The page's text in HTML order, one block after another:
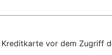
vor dem Zugriff